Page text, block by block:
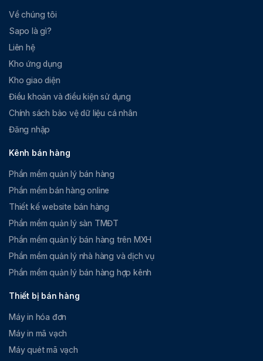
Về chúng tôi
Sapo là gì?
Liên hệ
Kho ứng dụng
Kho giao diện
Điều khoản và điều kiện sử dụng
Chính sách bảo vệ dữ liệu cá nhân
Đăng nhập
Kênh bán hàng
Phần mềm quản lý bán hàng
Phần mềm bán hàng online
Thiết kế website bán hàng
Phần mềm quản lý sàn TMĐT
Phần mềm quản lý bán hàng trên MXH
Phần mềm quản lý nhà hàng và dịch vụ
Phần mềm quản lý bán hàng hợp kênh
Thiết bị bán hàng
Máy in hóa đơn
Máy in mã vạch
Máy quét mã vạch